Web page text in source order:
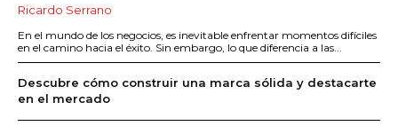
Ricardo Serrano
En el mundo de los negocios, es inevitable enfrentar momentos difíciles
en el camino hacia el éxito. Sin embargo, lo que diferencia a las...
Descubre cómo construir una marca sólida y destacarte
en el mercado